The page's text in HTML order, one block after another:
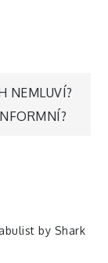
NEMLUVÍ?
by Shark